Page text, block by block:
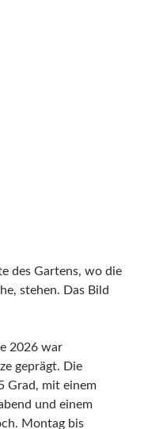
des Gartens, wo die
stehen. Das Bild
2026 war
geprägt. Die
Grad, mit einem
und einem
Montag bis